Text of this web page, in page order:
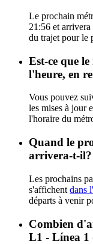
Le prochain
21:56 et
du trajet pour le
Est-ce que
l'heure, en
Vous pouvez
les mises à jour
l'horaire du
Quand le
arrivera-t-il?
Les prochains
s'affichent dans
départs à venir
Combien
L1 - Línea 1